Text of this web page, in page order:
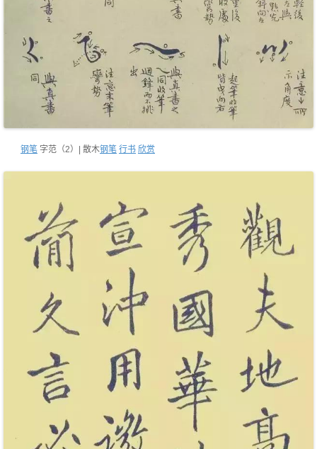
钢笔 字范（2）| 散木钢笔 行书 欣赏